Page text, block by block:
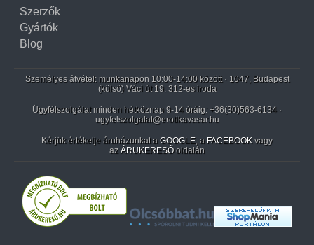
Szerzők
Gyártók
Blog
Személyes átvétel: munkanapon 10:00-14:00 között · 1047, Budapest
(külső) Váci út 19. 312-es iroda
Ügyfélszolgálat minden hétköznap 9-14 óráig: +36(30)563-6134 ·
ugyfelszolgalat@erotikavasar.hu
Kérjük értékelje áruházunkat a GOOGLE, a FACEBOOK vagy
az ÁRUKERESŐ oldalán